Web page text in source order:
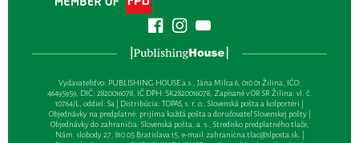
Vydavateľsťvo: PUBLISHING HOUSE a.s., Jána Milca 6, 010 01 Žilina, IČO:
46495959, DIČ: 2820016078, IČ DPH: SK2820016078, Zapísané v OR SR Žilina: vl. č.
10764/L, oddiel: Sa | Distribúcia: TOPAS, s. r. o., Slovenská pošta a kolportéri |
Objednávky na predplatné: prijíma každá pošta a doručovateľ Slovenskej pošty |
Objednávky do zahraničia: Slovenská pošta, a. s., Stredisko predplatného tlače,
Nám. slobody 27, 810 05 Bratislava 15, e-mail:zahranicna.tlac@slposta.sk. |